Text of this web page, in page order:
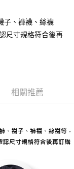
子、褲襪、絲襪
尺寸規格符合後再
相關推薦